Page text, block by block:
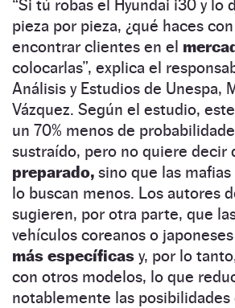
“Si tú robas el Hyundai i30 y lo
pieza por pieza, ¿qué haces
encontrar clientes en el
colocarlas”, explica el
Análisis y Estudios de Unespa,
Vázquez. Según el estudio,
un 70% menos de
sustraído, pero no quiere decir
preparado, sino que las
lo buscan menos. Los autores
sugieren, por otra parte, que
vehículos coreanos o
más específicas y, por lo
con otros modelos, lo que
notablemente las posibilidades